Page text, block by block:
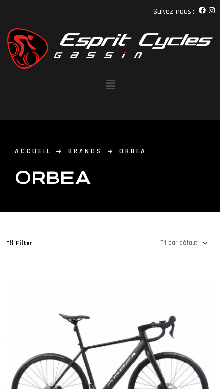
Suivez-nous :
ACCUEIL BRANDS ORBEA
ORBEA
Filter